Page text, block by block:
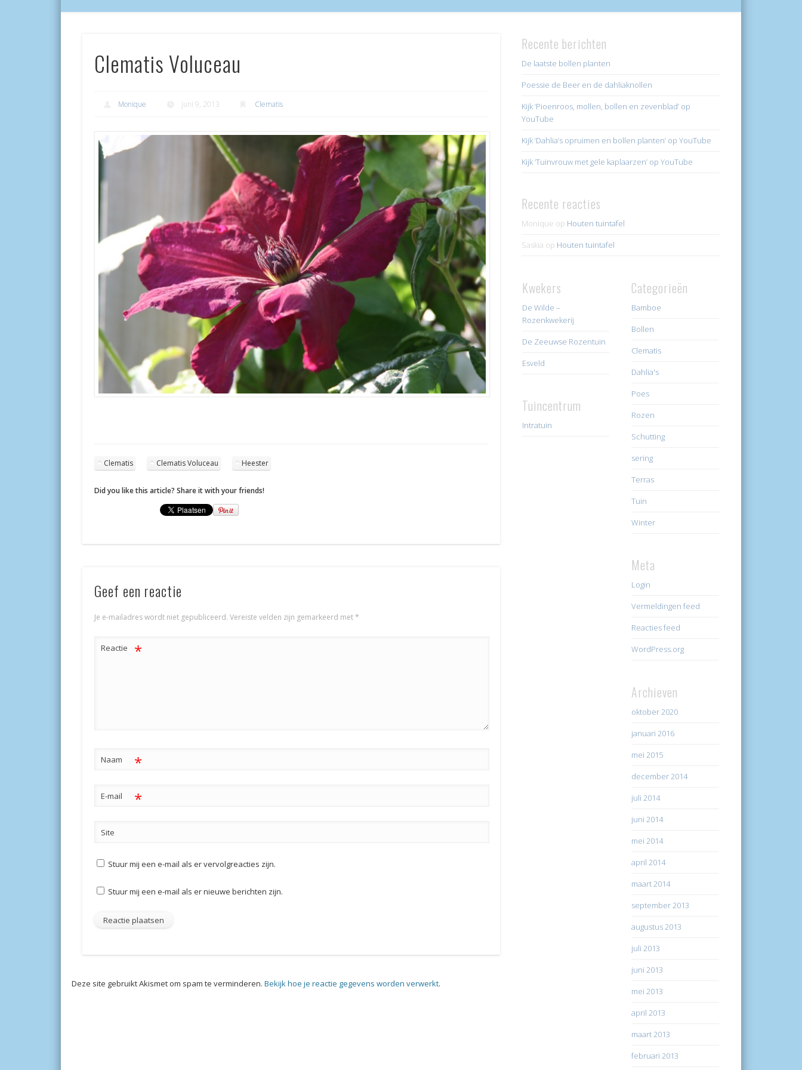
Clematis Voluceau
Monique juni 9, 2013 Clematis
Clematis Clematis Voluceau Heester
Did you like this article? Share it with your friends!
Geef een reactie
Je e-mailadres wordt niet gepubliceerd. Vereiste velden zijn gemarkeerd met*
Reactie *
Naam *
E-mail *
Site
Stuur mij een e-mail als er vervolgreacties zijn.
Stuur mij een e-mail als er nieuwe berichten zijn.
Deze site gebruikt Akismet om spam te verminderen.Bekijk hoe je reactie gegevens worden verwerkt.
Recente berichten
De laatste bollen planten
Poessie de Beer en de dahliaknollen
Kijk ‘Pioenroos, mollen, bollen en zevenblad’ op
YouTube
Kijk ‘Dahlia’s opruimen en bollen planten’ op YouTube
Kijk ‘Tuinvrouw met gele kaplaarzen’ op YouTube
Recente reacties
Monique op Houten tuintafel
Saskia op Houten tuintafel
Kwekers
De Wilde –
Rozenkwekerij
De Zeeuwse Rozentuin
Esveld
Tuincentrum
Intratuin
Categorieën
Bamboe
Bollen
Clematis
Dahlia's
Poes
Rozen
Schutting
sering
Terras
Tuin
Winter
Meta
Login
Vermeldingen feed
Reacties feed
WordPress.org
Archieven
oktober 2020
januari 2016
mei 2015
december 2014
juli 2014
juni 2014
mei 2014
april 2014
maart 2014
september 2013
augustus 2013
juli 2013
juni 2013
mei 2013
april 2013
maart 2013
februari 2013